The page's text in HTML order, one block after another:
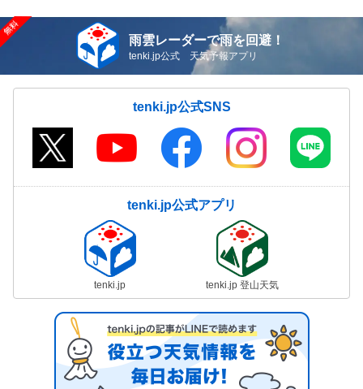
雨雲レーダーで雨を回避！
tenki.jp公式 天気予報アプリ
tenki.jp公式SNS
tenki.jp公式アプリ
tenki.jp tenki.jp 登山天気